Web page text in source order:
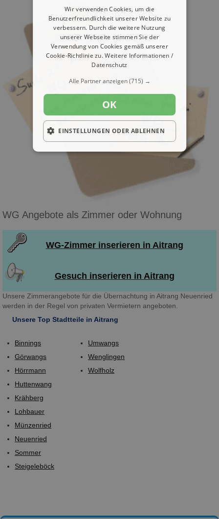
WG Angebote als Zimmer oder Wohnung
WG-Zimmer inserieren in Aitrang
Gesuch inserieren in Aitrang
Unsere Zimmerangebote für die Übernachtung in Aitrang Neuenried
werden in der Regel von privaten Vermietern angeboten.
Unsere Top Stadtteile in Aitrang
Binnings
Görwangs
Hörrmann
Huttenwang
Krähberg
Lohbauer
Münzenried
Neuenried
Sommer
Steigeleböck
Umwangs
Wenglingen
Wolfholz
Wir verwenden Cookies, um die
Benutzerfreundlichkeit unserer Website zu
verbessern. Durch die weitere Nutzung
unserer Webseite stimmen Sie der
Verwendung von Cookies gemäß unserer
Cookie-Richtlinie zu.Weitere Informationen /
Datenschutz
Alle Partner anzeigen(715) →
OK
EINSTELLUNGEN ODER ABLEHNEN